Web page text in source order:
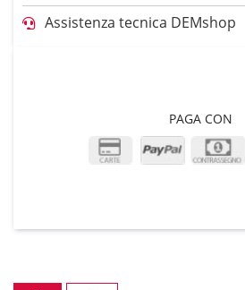
Assistenza tecnica DEMshop
PAGA CON